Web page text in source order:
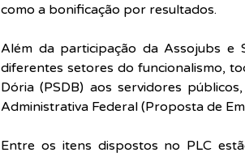
como a bonificação por resultados.
Além da participação da Assojubs e
diferentes setores do funcionalismo,
Dória (PSDB) aos servidores
Administrativa Federal (Proposta de
Entre os itens dispostos no PLC